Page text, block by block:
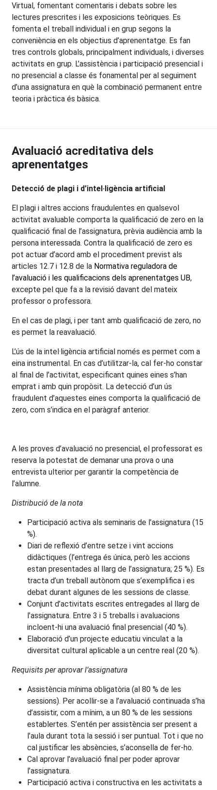
Virtual, fomentant comentaris i debats sobre les
lectures prescrites i les exposicions teòriques. Es
fomenta el treball individual i en grup segons la
conveniència en els objectius d’aprenentatge. Es fan
tres controls globals, principalment individuals, i diverses
activitats en grup. L’assistència i participació presencial i
no presencial a classe és fonamental per al seguiment
d’una assignatura en què la combinació permanent entre
teoria i pràctica és bàsica.
Avaluació acreditativa dels
aprenentatges
Detecció de plagi i d’intel·ligència artificial
El plagi i altres accions fraudulentes en qualsevol
activitat avaluable comporta la qualificació de zero en la
qualificació final de l’assignatura, prèvia audiència amb la
persona interessada. Contra la qualificació de zero es
pot actuar d’acord amb el procediment previst als
articles 12.7 i 12.8 de la Normativa reguladora de
l’avaluació i les qualificacions dels aprenentatges UB,
excepte pel que fa a la revisió davant del mateix
professor o professora.
En el cas de plagi, i per tant amb qualificació de zero, no
es permet la reavaluació.
L’ús de la intel·ligència artificial només es permet com a
eina instrumental. En cas d’utilitzar-la, cal fer-ho constar
al final de l’activitat, especificant quines eines s’han
emprat i amb quin propòsit. La detecció d’un ús
fraudulent d’aquestes eines comporta la qualificació de
zero, com s’indica en el paràgraf anterior.
A les proves d’avaluació no presencial, el professorat es
reserva la potestat de demanar una prova o una
entrevista ulterior per garantir la competència de
l’alumne.
Distribució de la nota
Participació activa als seminaris de l’assignatura (15
%).
Diari de reflexió d’entre setze i vint accions
didàctiques (l’entrega és única, però les accions
estan presentades al llarg de l’assignatura; 25 %). Es
tracta d’un treball autònom que s’exemplifica i es
debat durant algunes de les sessions de classe.
Conjunt d’activitats escrites entregades al llarg de
l’assignatura. Entre 3 i 5 treballs i avaluacions
incloent-hi una avaluació final presencial (40 %).
Elaboració d’un projecte educatiu vinculat a la
diversitat cultural aplicable a un centre real (20 %).
Requisits per aprovar l’assignatura
Assistència mínima obligatòria (al 80 % de les
sessions). Per acollir-se a l’avaluació continuada s’ha
d’assistir, com a mínim, a un 80 % de les sessions
establertes. S’entén per assistència ser present a
l’aula durant tota la sessió i ser puntual. Tot i que no
cal justificar les absències, s’aconsella de fer-ho.
Cal aprovar l’avaluació final per poder aprovar
l’assignatura.
Participació activa i constructiva en les activitats a